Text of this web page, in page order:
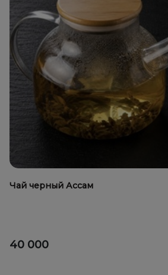
Чай черный Ассам
40 000